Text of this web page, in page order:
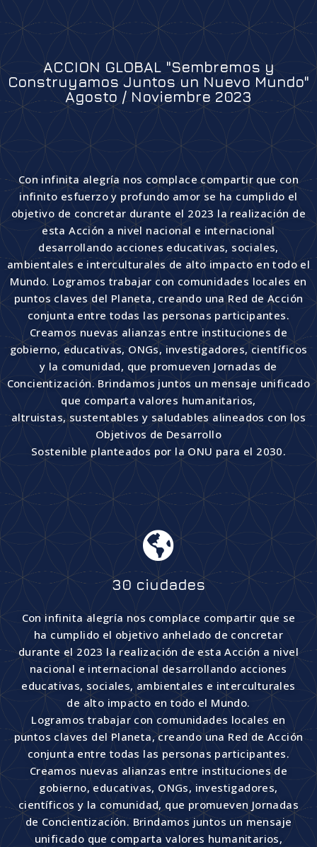
ACCION GLOBAL "Sembremos y
Construyamos Juntos un Nuevo Mundo"
Agosto / Noviembre 2023
Con infinita alegría nos complace compartir que con
infinito esfuerzo y profundo amor se ha cumplido el
objetivo de concretar durante el 2023 la realización de
esta Acción a nivel nacional e internacional
desarrollando acciones educativas, sociales,
ambientales e interculturales de alto impacto en todo el
Mundo. Logramos trabajar con comunidades locales en
puntos claves del Planeta, creando una Red de Acción
conjunta entre todas las personas participantes.
Creamos nuevas alianzas entre instituciones de
gobierno, educativas, ONGs, investigadores, científicos
y la comunidad, que promueven Jornadas de
Concientización. Brindamos juntos un mensaje unificado
que comparta valores humanitarios,
altruistas, sustentables y saludables alineados con los
Objetivos de Desarrollo
Sostenible planteados por la ONU para el 2030.
30 ciudades
Con infinita alegría nos complace compartir que se
ha cumplido el objetivo anhelado de concretar
durante el 2023 la realización de esta Acción a nivel
nacional e internacional desarrollando acciones
educativas, sociales, ambientales e interculturales
de alto impacto en todo el Mundo.
Logramos trabajar con comunidades locales en
puntos claves del Planeta, creando una Red de Acción
conjunta entre todas las personas participantes.
Creamos nuevas alianzas entre instituciones de
gobierno, educativas, ONGs, investigadores,
científicos y la comunidad, que promueven Jornadas
de Concientización. Brindamos juntos un mensaje
unificado que comparta valores humanitarios,